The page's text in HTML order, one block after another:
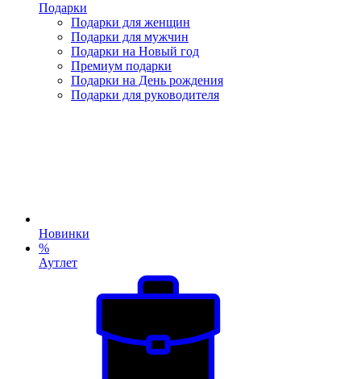
Подарки
Подарки для женщин
Подарки для мужчин
Подарки на Новый год
Премиум подарки
Подарки на День рождения
Подарки для руководителя
Новинки
%
Аутлет